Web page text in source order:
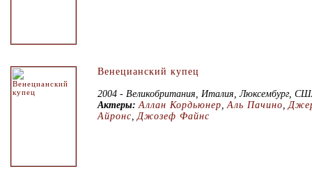
Венецианский купец
2004 - Великобритания, Италия, Люксембург,
Актеры: Аллан Кордьюнер Аль Пачино
Айронс
Джозеф Файнс